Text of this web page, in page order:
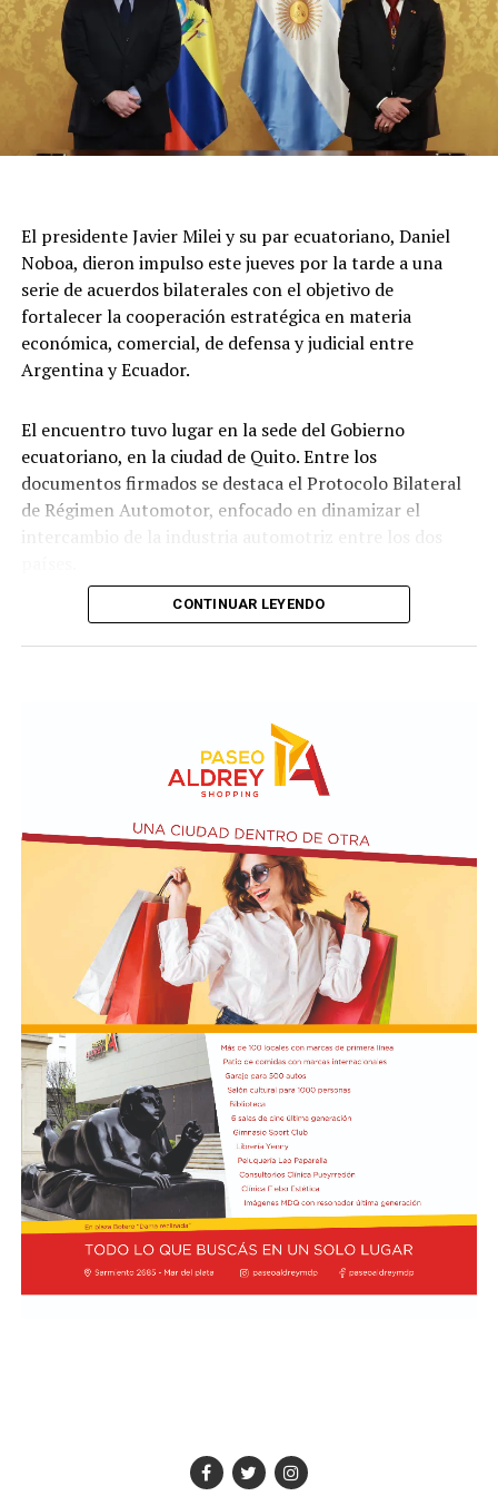
operativo y se mantiene cortado el tránsito en la zona,
sobre la calle San José.
El presidente Javier Milei y su par ecuatoriano, Daniel
Noboa, dieron impulso este jueves por la tarde a una
serie de acuerdos bilaterales con el objetivo de
fortalecer la cooperación estratégica en materia
económica, comercial, de defensa y judicial entre
Argentina y Ecuador.
El encuentro tuvo lugar en la sede del Gobierno
ecuatoriano, en la ciudad de Quito. Entre los
documentos firmados se destaca el Protocolo Bilateral
de Régimen Automotor, enfocado en dinamizar el
Los mandatarios y las delegaciones. Presidencia de
Además, la representación argentina avanzó en la firma
de cuatro convenios: Acuerdo de Servicios Aéreos, para
potenciar la conectividad y el turismo; tratado de
Extradición, destinado a consolidar la cooperación en
materia de justicia; acuerdo de Cooperación para el Uso
Pacífico de la Energía Nuclear; y la declaración
Conjunta sobre Pesca Ilegal, No Declarada y No
Reglamentada (INDNR), enfocada en la protección y
soberanía de los recursos marinos, informó NA.
El canciller argentino Pablo Quirno y el ministro de
Defensa Nacional de Ecuador, Gian Carlo Loffredo,
las cámaras automotrices argentinas en el Ecuador.
CONTINUAR LEYENDO